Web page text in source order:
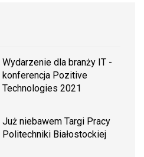
Wydarzenie dla branży IT -
konferencja Pozitive
Technologies 2021
Już niebawem Targi Pracy
Politechniki Białostockiej